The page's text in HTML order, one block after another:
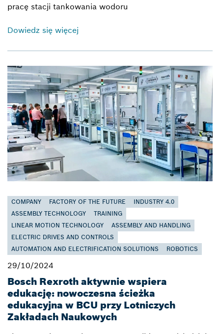
pracę stacji tankowania wodoru
Dowiedz się więcej
COMPANY FACTORY OF THE FUTURE
INDUSTRY 4.0
ASSEMBLY TECHNOLOGY
TRAINING
LINEAR MOTION TECHNOLOGY
ASSEMBLY AND HANDLING
ELECTRIC DRIVES AND CONTROLS
AUTOMATION AND ELECTRIFICATION SOLUTIONS
ROBOTICS
29/10/2024
Bosch Rexroth aktywnie wspiera
edukację: nowoczesna ścieżka
edukacyjna w BCU przy Lotniczych
Zakładach Naukowych